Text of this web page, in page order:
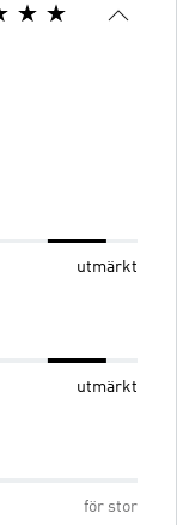
utmärkt
utmärkt
för stor